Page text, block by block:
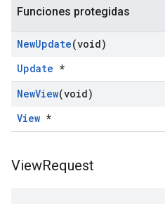
Funciones protegidas
NewUpdate(void)
Update *
NewView(void)
View *
ViewRequest